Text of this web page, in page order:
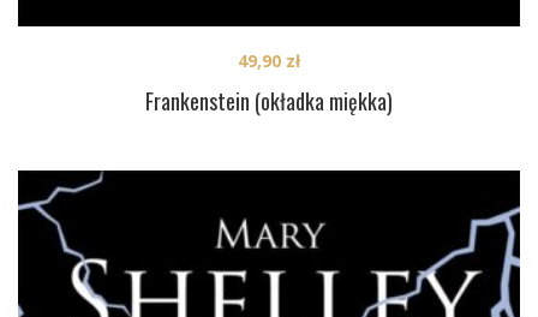
Frankenstein (okładka miękka)
49,90 zł